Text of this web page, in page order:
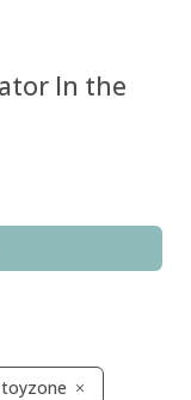
In the